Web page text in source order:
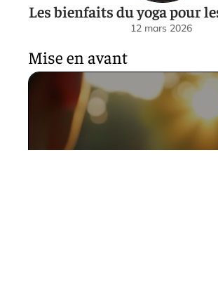
Les bienfaits du yoga pour
12 mars 2026
Mise en avant
Pourquoi et